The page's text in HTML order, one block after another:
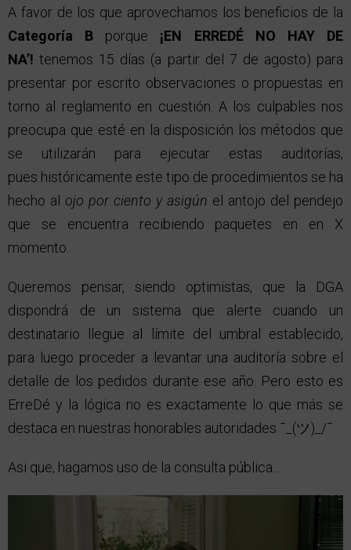
A favor de los que aprovechamos los beneficios de la
Categoría B porque ¡EN ERREDÉ NO HAY DE
NA’! tenemos 15 días (a partir del 7 de agosto) para
presentar por escrito observaciones o propuestas en
torno al reglamento en cuestión. A los culpables nos
preocupa que esté en la disposición los métodos que
se utilizarán para ejecutar estas auditorías,
pues históricamente este tipo de procedimientos se ha
hecho al ojo por ciento y asigún el antojo del pendejo
que se encuentra recibiendo paquetes en en X
momento.
Queremos pensar, siendo optimistas, que la DGA
dispondrá de un sistema que alerte cuando un
destinatario llegue al límite del umbral establecido,
para luego proceder a levantar una auditoría sobre el
detalle de los pedidos durante ese año. Pero esto es
ErreDé y la lógica no es exactamente lo que más se
destaca en nuestras honorables autoridades ¯_(ツ)_/¯
Asi que, hagamos uso de la consulta pública…